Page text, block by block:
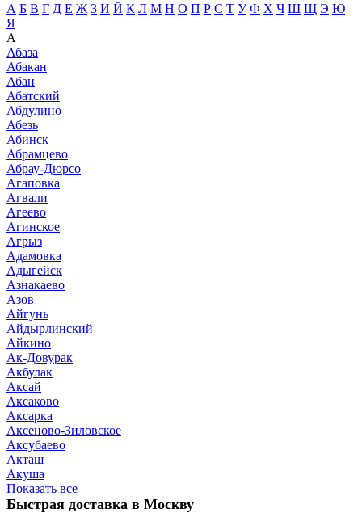
А Б В Г Д Е Ж З И Й К Л М Н О П Р С Т У Ф Х Ч Ш Щ Э Ю
Я
А
Абаза
Абакан
Абан
Абатский
Абдулино
Абезь
Абинск
Абрамцево
Абрау-Дюрсо
Агаповка
Агвали
Агеево
Агинское
Агрыз
Адамовка
Адыгейск
Азнакаево
Азов
Айгунь
Айдырлинский
Айкино
Ак-Довурак
Акбулак
Аксай
Аксаково
Аксарка
Аксеново-Зиловское
Аксубаево
Акташ
Акуша
Показать все
Быстрая доставка в Москву